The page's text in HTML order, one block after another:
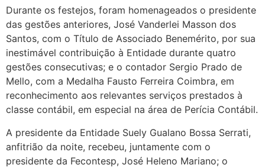
Durante os festejos, foram homenageados o presidente
das gestões anteriores, José Vanderlei Masson dos
Santos, com o Título de Associado Benemérito, por sua
inestimável contribuição à Entidade durante quatro
gestões consecutivas; e o contador Sergio Prado de
Mello, com a Medalha Fausto Ferreira Coimbra, em
reconhecimento aos relevantes serviços prestados à
classe contábil, em especial na área de Perícia Contábil.
A presidente da Entidade Suely Gualano Bossa Serrati,
anfitrião da noite, recebeu, juntamente com o
presidente da Fecontesp, José Heleno Mariano; o